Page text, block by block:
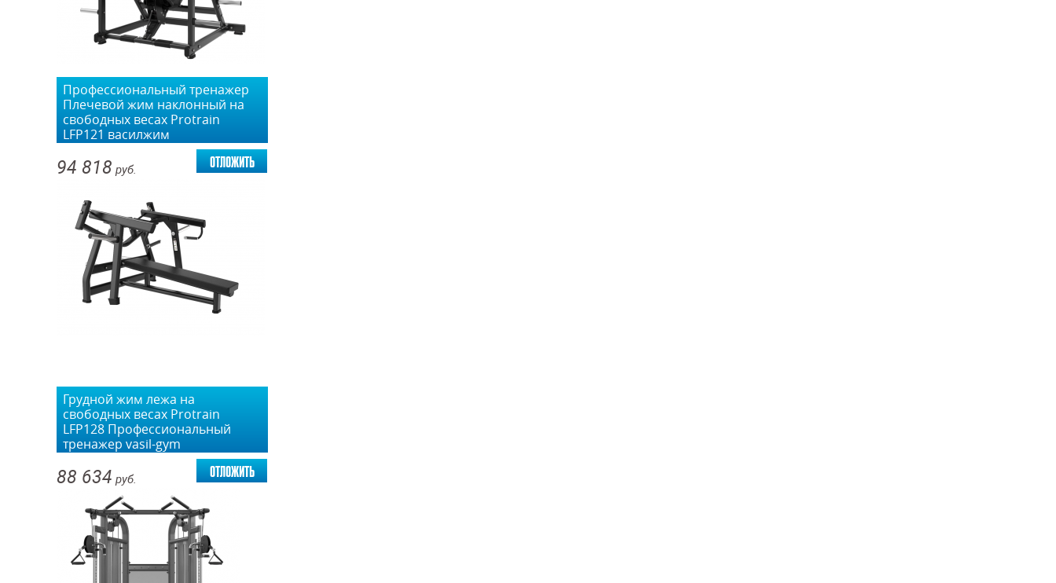
Профессиональный тренажер
Плечевой жим наклонный на
свободных весах Protrain
LFP121 василжим
94 818 руб. отложить
Грудной жим лежа на
свободных весах Protrain
LFP128 Профессиональный
тренажер vasil-gym
88 634 руб. отложить